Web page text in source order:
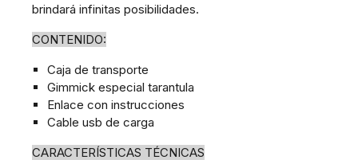
brindará infinitas posibilidades.
CONTENIDO:
Caja de transporte
Gimmick especial tarantula
Enlace con instrucciones
Cable usb de carga
CARACTERÍSTICAS TÉCNICAS